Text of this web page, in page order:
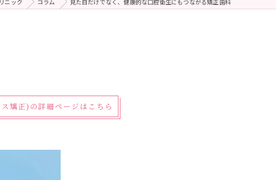
ニック コラム 見た目だけでなく、健康的な口腔衛生にもつながる矯正歯科
矯正)の詳細ページはこちら